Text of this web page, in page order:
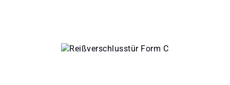
Bildergalerie überspringen